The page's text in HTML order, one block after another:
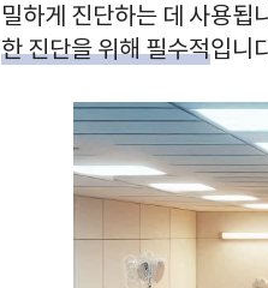
밀하게 진단하는 데 사용됩
한 진단을 위해 필수적입니